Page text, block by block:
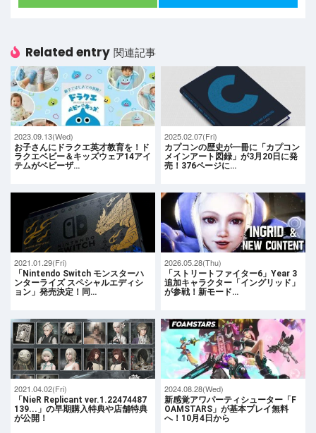
Related entry 関連記事
2023.09.13(Wed)
お子さんにドラクエ英才教育を！ド
ラクエベビー＆キッズウェア14アイ
テムがベビーザ…
2025.02.07(Fri)
カプコンの歴史が一冊に「カプコン
メインアート図録」が3月20日に発
売！376ページに…
2021.01.29(Fri)
「Nintendo Switch モンスターハ
ンターライズ スペシャルエディシ
ョン」発売決定！同…
2026.05.28(Thu)
「ストリートファイター6」Year 3
追加キャラクター「イングリッド」
が参戦！新モード…
2021.04.02(Fri)
「NieR Replicant ver.1.22474487
139...」の早期購入特典や店舗特典
が公開！
2024.08.28(Wed)
新感覚アワパーティシューター「F
OAMSTARS」が基本プレイ無料
へ！10月4日から